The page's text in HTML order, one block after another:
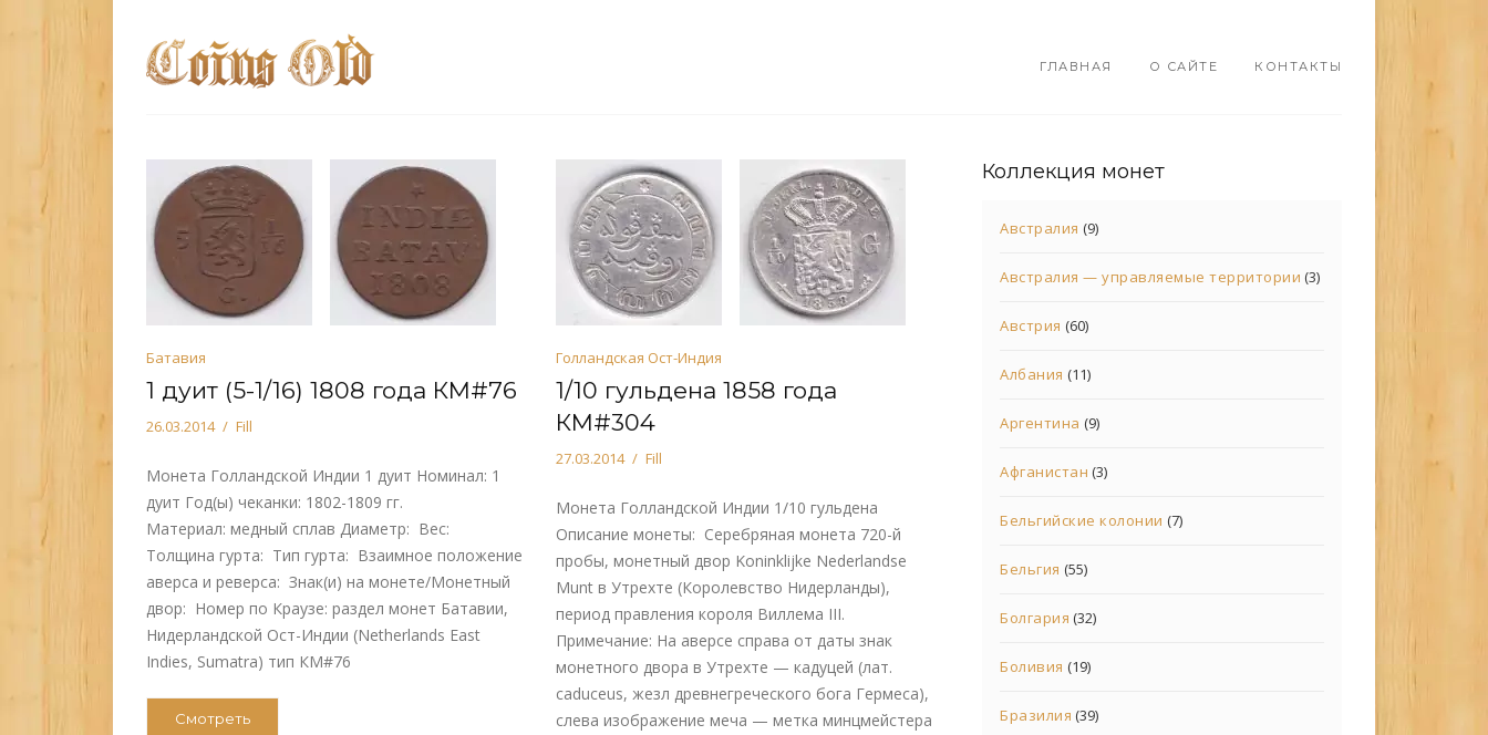
ГЛАВНАЯ О САЙТЕ КОНТАКТЫ
Батавия
1 дуит (5-1/16) 1808 года КМ#76
26.03.2014 Fill
Монета Голландской Индии 1 дуит Номинал: 1
дуит Год(ы) чеканки: 1802-1809 гг.
Материал: медный сплав Диаметр: Вес:
Толщина гурта: Тип гурта: Взаимное положение
аверса и реверса: Знак(и) на монете/Монетный
двор: Номер по Краузе: раздел монет Батавии,
Нидерландской Ост-Индии (Netherlands East
Indies, Sumatra) тип КМ#76
Смотреть
Голландская Ост-Индия
1/10 гульдена 1858 года
КМ#304
27.03.2014 Fill
Монета Голландской Индии 1/10 гульдена
Описание монеты: Серебряная монета 720-й
пробы, монетный двор Koninklijke Nederlandse
Munt в Утрехте (Королевство Нидерланды),
период правления короля Виллема III.
Примечание: На аверсе справа от даты знак
монетного двора в Утрехте — кадуцей (лат.
caduceus, жезл древнегреческого бога Гермеса),
слева изображение меча — метка минцмейстера
Коллекция монет
Австралия (9)
Австралия — управляемые территории (3)
Австрия (60)
Албания (11)
Аргентина (9)
Афганистан (3)
Бельгийские колонии (7)
Бельгия (55)
Болгария (32)
Боливия (19)
Бразилия (39)